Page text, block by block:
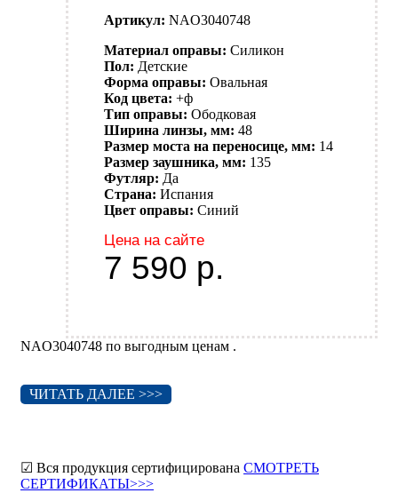
Артикул: NAO3040748
Материал оправы: Силикон
Пол: Детские
Форма оправы: Овальная
Код цвета: +ф
Тип оправы: Ободковая
Ширина линзы, мм: 48
Размер моста на переносице, мм: 14
Размер заушника, мм: 135
Футляр: Да
Страна: Испания
Цвет оправы: Синий
Цена на сайте
7 590 р.
NAO3040748 по выгодным ценам .
ЧИТАТЬ ДАЛЕЕ >>>
☑ Вся продукция сертифицирована СМОТРЕТЬ
СЕРТИФИКАТЫ>>>